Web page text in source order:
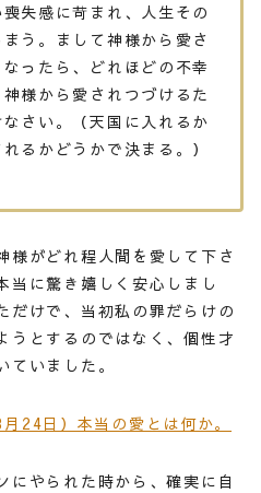
失感に苛まれ、人生その
う。まして神様から愛さ
ったら、どれほどの不幸
様から愛されつづけるた
さい。（天国に入れるか
るかどうかで決まる。）
様がどれ程人間を愛して下さ
当に驚き嬉しく安心しまし
だけで、当初私の罪だらけの
うとするのではなく、個性才
いました。
24日）本当の愛とは何か。
にやられた時から、確実に自